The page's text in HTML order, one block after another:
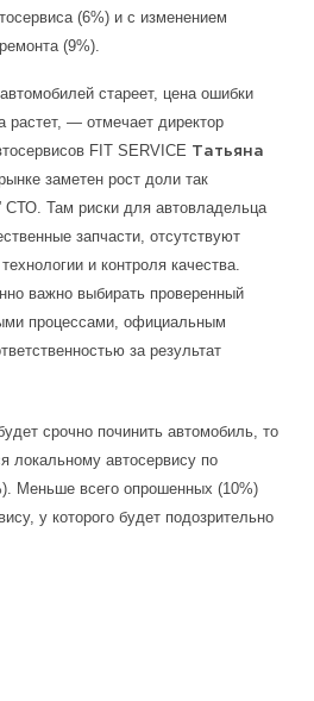
(6%) и с изменением
(9%).
стареет, цена ошибки
растет, — отмечает директор
FIT SERVICE Татьяна
заметен рост доли так
СТО. Там риски для автовладельца
запчасти, отсутствуют
и контроля качества.
важно выбирать проверенный
процессами, официальным
за результат
срочно починить автомобиль, то
локальному автосервису по
Меньше всего опрошенных (10%)
у которого будет подозрительно